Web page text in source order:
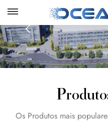
Os Produtos mais